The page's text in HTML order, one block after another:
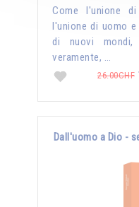
Come l'unione
l'unione di uomo
di nuovi
veramente, …
26.00CHF
Dall'uomo a Dio -